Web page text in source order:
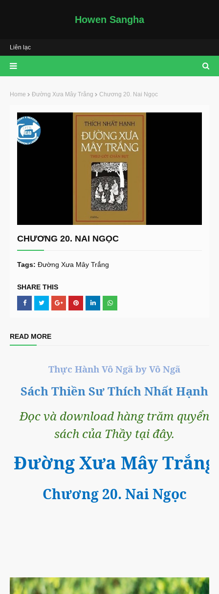
Howen Sangha
Liên lạc
Home Đường Xưa Mây Trắng Chương 20. Nai Ngọc
CHƯƠNG 20. NAI NGỌC
Tags: Đường Xưa Mây Trắng
SHARE THIS
READ MORE
Thực Hành Vô Ngã by Vô Ngã
Sách Thiền Sư Thích Nhất Hạnh
Đọc và download hàng trăm quyển
sách của Thầy tại đây.
Đường Xưa Mây Trắng
Chương 20. Nai Ngọc